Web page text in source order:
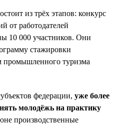
из трёх этапов: конкурс
от работодателей
10 000 участников. Они
стажировки
промышленного туризма
федерации, уже более
молодёжь на практику
производственные